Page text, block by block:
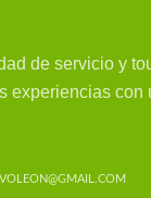
de servicio y
experiencias con